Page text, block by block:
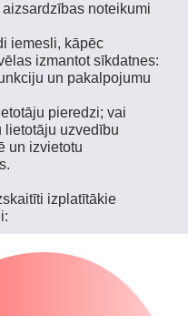
noteikumi
iemesli, kāpēc
izmantot sīkdatnes:
un pakalpojumu
pieredzi; vai
lietotāju uzvedību
un izvietotu
izplatītākie